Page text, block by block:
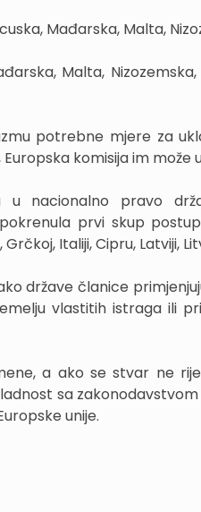
Mađarska, Malta,
Malta,
potrebne mjere za
komisija im može
u nacionalno pravo
prvi skup
Italiji, Cipru, Latviji,
države članice
vlastitih istraga ili
a ako se stvar ne
sa
unije.